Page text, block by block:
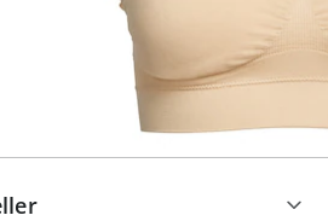
Stück BH hervorschaut.